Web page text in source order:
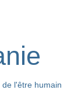
l'être humain